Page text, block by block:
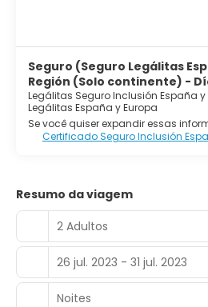
Seguro (Seguro Legálitas
Región (Solo continente) -
Legálitas Seguro Inclusión España y
Legálitas España y Europa
Se você quiser expandir essas
Certificado Seguro Inclusión
Resumo da viagem
2 Adultos
26 jul. 2023 - 31 jul. 2023
Noites